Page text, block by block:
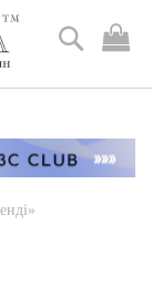
Пошук